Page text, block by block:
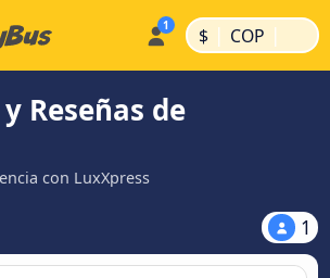
$ | COP |
Reseñas de
con LuxXpress
1